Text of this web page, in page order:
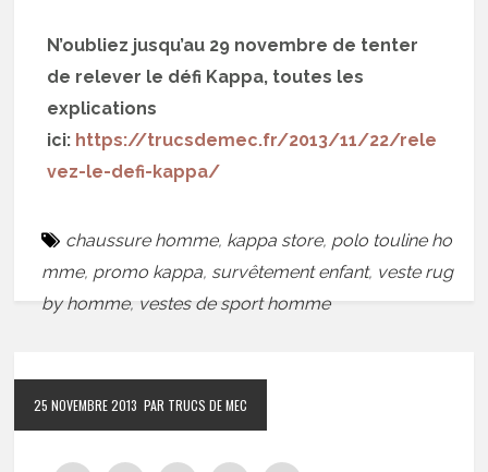
N’oubliez jusqu’au 29 novembre de tenter
de relever le défi Kappa, toutes les
explications
ici: https://trucsdemec.fr/2013/11/22/rele
vez-le-defi-kappa/
chaussure homme, kappa store, polo touline ho
mme, promo kappa, survêtement enfant, veste rug
by homme,vestes de sport homme
25 NOVEMBRE 2013 PAR TRUCS DE MEC